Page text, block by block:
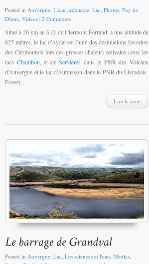
Posted in Auvergne, L'eau architecte, Lac, Photos, Puy de
Dôme, Vidéos | 2 Comments
Situé à 20 km au S.O de Clermont-Ferrand, à une altitude de
825 mètres, le lac d’Aydat est l’une des destinations favorites
des Clermontois lors des grosses chaleurs estivales (avec les
lacs Chambon,et deServières dans le PNR des Volcans
d’Auvergne et le lac d’Aubusson dans le PNR du Livradois-
Forez).
Lire la suite
Posted in Auvergne, Lac, Les sciences et l'eau, Médias,